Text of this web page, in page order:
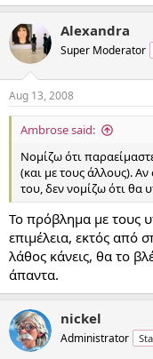
Alexandra
Super Moderator
Aug 13, 2008
Ambrose said:
Νομίζω ότι
(και με τους άλλους).
του, δεν νομίζω ότι θα
Το πρόβλημα με τους
επιμέλεια, εκτός από
λάθος κάνεις, θα το
άπαντα.
nickel
Administrator